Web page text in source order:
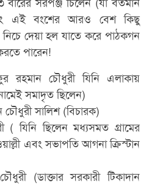
এই বংশের আরও বেশ কিছু
নিচে দেয়া হল যাতে করে পাঠকগন
পারেন!
রহমান চৌধুরী যিনি এলাকায়
সমাদৃত ছিলেন)
সালিশ (বিচারক)
যিনি ছিলেন মধ্যসমত গ্রামের
এবং সভাপতি আগনা ক্রিস্টান
(ডাক্তার সরকারী টিকাদান